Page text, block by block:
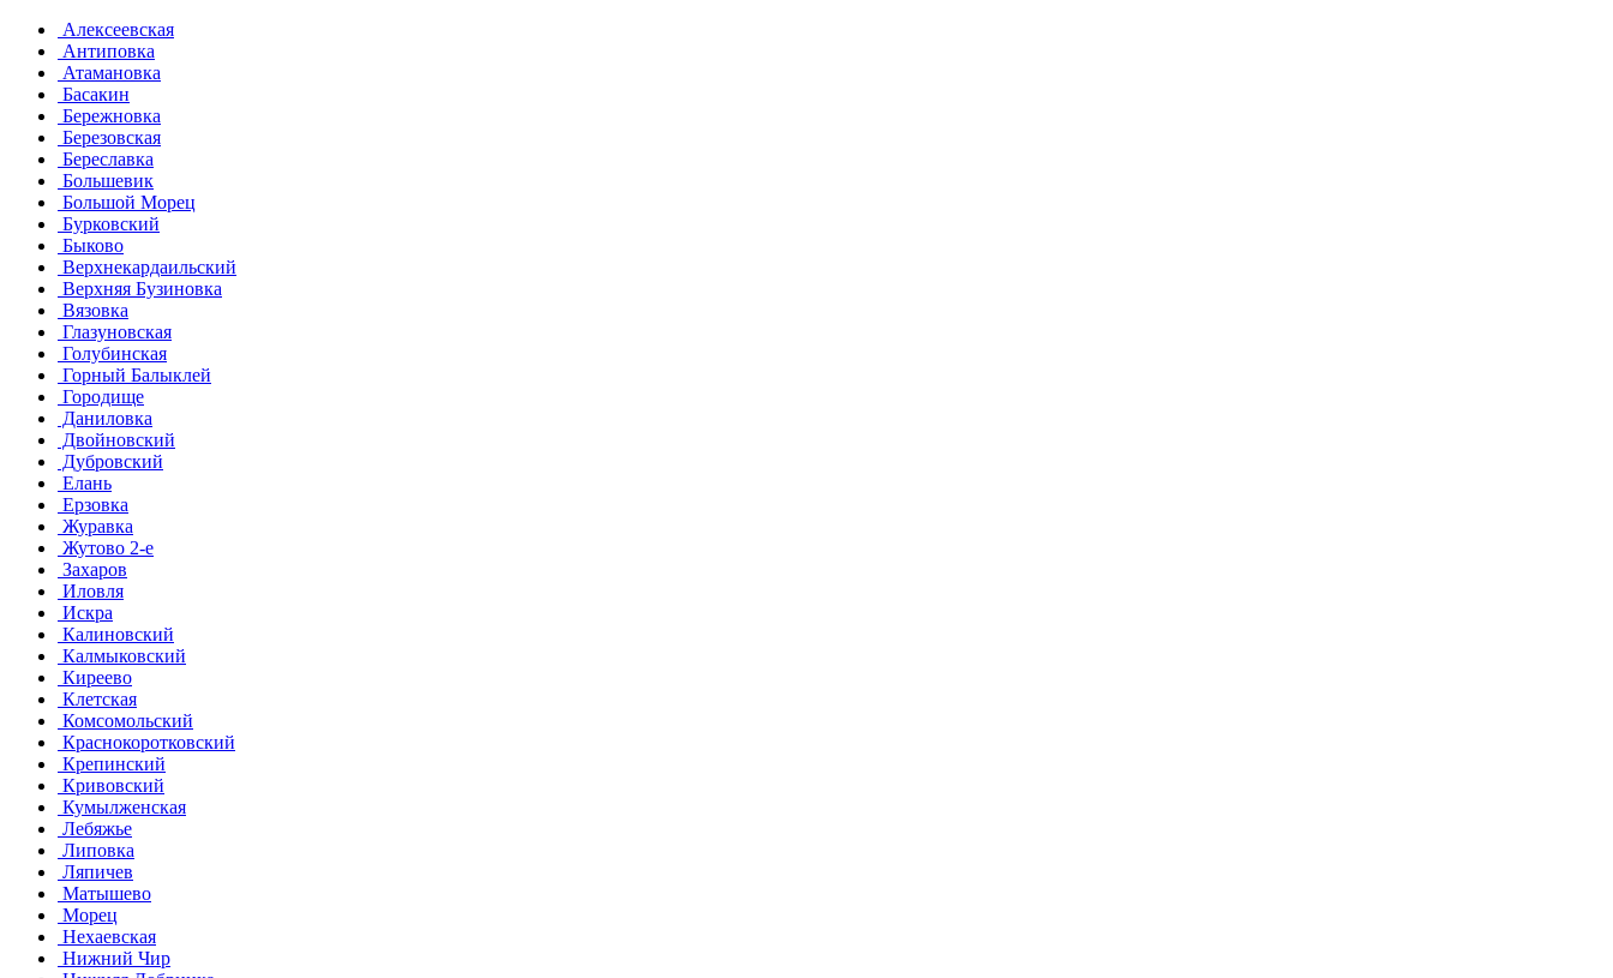
Алексеевская
Антиповка
Атамановка
Басакин
Бережновка
Березовская
Береславка
Большевик
Большой Морец
Бурковский
Быково
Верхнекардаильский
Верхняя Бузиновка
Вязовка
Глазуновская
Голубинская
Горный Балыклей
Городище
Даниловка
Двойновский
Дубровский
Елань
Ерзовка
Журавка
Жутово 2-е
Захаров
Иловля
Искра
Калиновский
Калмыковский
Киреево
Клетская
Комсомольский
Краснокоротковский
Крепинский
Кривовский
Кумылженская
Лебяжье
Липовка
Ляпичев
Матышево
Морец
Нехаевская
Нижний Чир